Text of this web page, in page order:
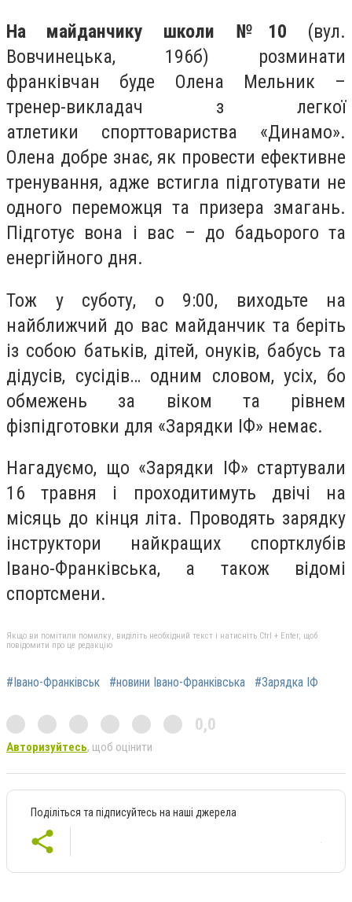
На майданчику школи №10 (вул.
Вовчинецька, 196б) розминати
франківчан буде Олена Мельник –
тренер-викладач з легкої
атлетики спорттовариства «Динамо».
Олена добре знає, як провести ефективне
тренування, адже встигла підготувати не
одного переможця та призера змагань.
Підготує вона і вас – до бадьорого та
енергійного дня.
Тож у суботу, о 9:00, виходьте на
найближчий до вас майданчик та беріть
із собою батьків, дітей, онуків, бабусь та
дідусів, сусідів… одним словом, усіх, бо
обмежень за віком та рівнем
фізпідготовки для «Зарядки ІФ» немає.
Нагадуємо, що «Зарядки ІФ» стартували
16 травня і проходитимуть двічі на
місяць до кінця літа. Проводять зарядку
інструктори найкращих спортклубів
Івано-Франківська, а також відомі
спортсмени.
Якщо ви помітили помилку, виділіть необхідний текст і натисніть Ctrl + Enter, щоб
повідомити про це редакцію
#Івано-Франківськ #новини Івано-Франківська #Зарядка ІФ
0,0
Авторизуйтесь, щоб оцінити
Поділіться та підписуйтесь на наші джерела